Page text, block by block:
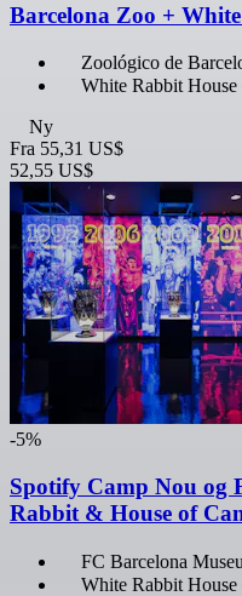
Barcelona Zoo +
Zoológico de
White Rabbit
Ny
Fra 55,31 US$
52,55 US$
-5%
Spotify Camp Nou og
Rabbit & House of
FC Barcelona
White Rabbit